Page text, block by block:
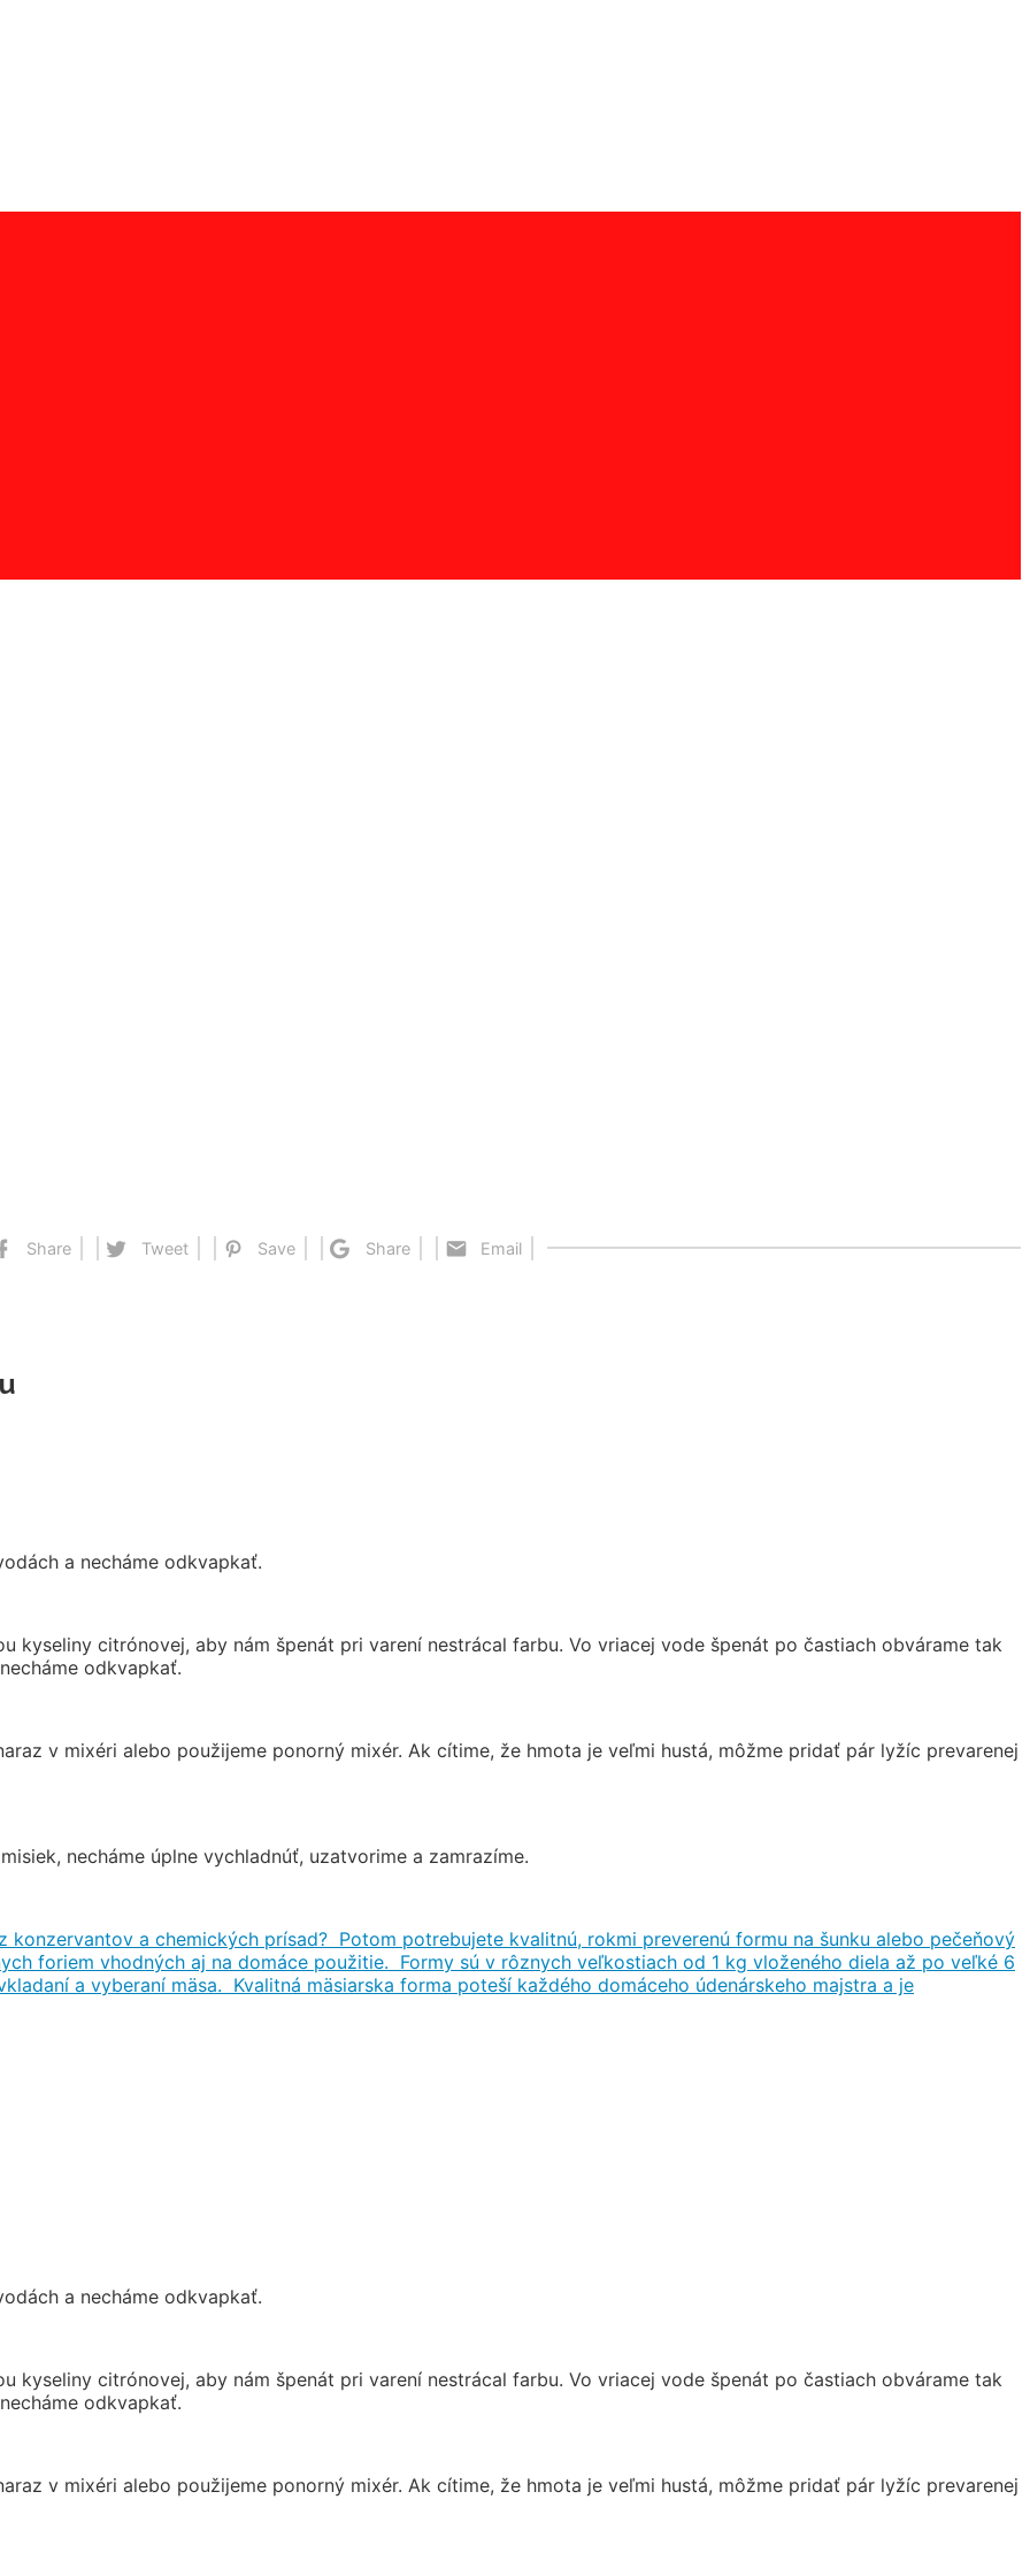
Share Tweet Save Share Email
a necháme odkvapkať.
kyseliny citrónovej, aby nám špenát pri varení nestrácal farbu. Vo vriacej vode špenát po častiach obvárame tak
odkvapkať.
v mixéri alebo použijeme ponorný mixér. Ak cítime, že hmota je veľmi hustá, môžme pridať pár lyžíc prevarenej
necháme úplne vychladnúť, uzatvorime a zamrazíme.
konzervantov a chemických prísad? Potom potrebujete kvalitnú, rokmi preverenú formu na šunku alebo pečeňový
foriem vhodných aj na domáce použitie. Formy sú v rôznych veľkostiach od 1 kg vloženého diela až po veľké 6
a vyberaní mäsa. Kvalitná mäsiarska forma poteší každého domáceho údenárskeho majstra a je
a necháme odkvapkať.
kyseliny citrónovej, aby nám špenát pri varení nestrácal farbu. Vo vriacej vode špenát po častiach obvárame tak
odkvapkať.
v mixéri alebo použijeme ponorný mixér. Ak cítime, že hmota je veľmi hustá, môžme pridať pár lyžíc prevarenej